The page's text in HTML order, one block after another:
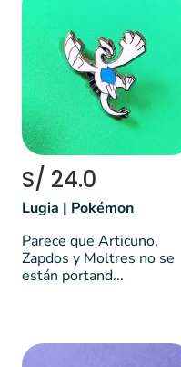
S/ 24.0
Lugia | Pokémon
Parece que Articuno,
Zapdos y Moltres no se
están portand...